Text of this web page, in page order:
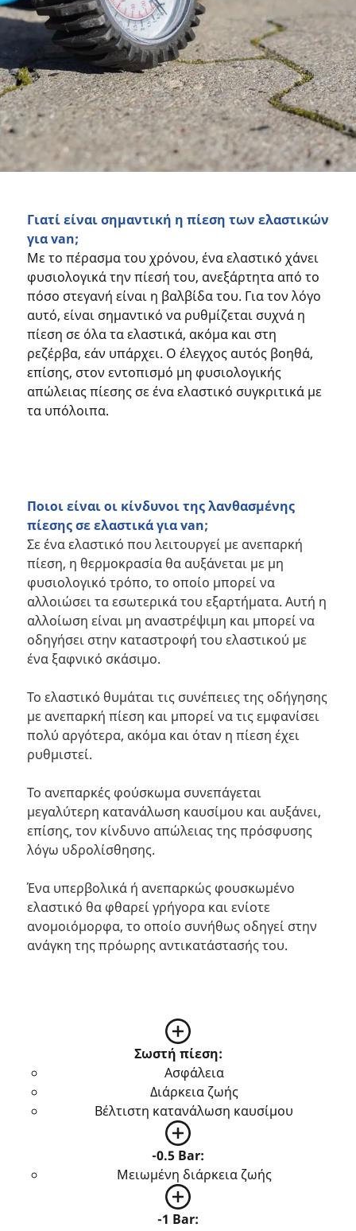
Γιατί είναι σημαντική η πίεση των ελαστικών
για van;
Με το πέρασμα του χρόνου, ένα ελαστικό χάνει
φυσιολογικά την πίεσή του, ανεξάρτητα από το
πόσο στεγανή είναι η βαλβίδα του. Για τον λόγο
αυτό, είναι σημαντικό να ρυθμίζεται συχνά η
πίεση σε όλα τα ελαστικά, ακόμα και στη
ρεζέρβα, εάν υπάρχει. Ο έλεγχος αυτός βοηθά,
επίσης, στον εντοπισμό μη φυσιολογικής
απώλειας πίεσης σε ένα ελαστικό συγκριτικά με
τα υπόλοιπα.
Ποιοι είναι οι κίνδυνοι της λανθασμένης
πίεσης σε ελαστικά για van;
Σε ένα ελαστικό που λειτουργεί με ανεπαρκή
πίεση, η θερμοκρασία θα αυξάνεται με μη
φυσιολογικό τρόπο, το οποίο μπορεί να
αλλοιώσει τα εσωτερικά του εξαρτήματα. Αυτή η
αλλοίωση είναι μη αναστρέψιμη και μπορεί να
οδηγήσει στην καταστροφή του ελαστικού με
ένα ξαφνικό σκάσιμο.
Το ελαστικό θυμάται τις συνέπειες της οδήγησης
με ανεπαρκή πίεση και μπορεί να τις εμφανίσει
πολύ αργότερα, ακόμα και όταν η πίεση έχει
ρυθμιστεί.
Το ανεπαρκές φούσκωμα συνεπάγεται
μεγαλύτερη κατανάλωση καυσίμου και αυξάνει,
επίσης, τον κίνδυνο απώλειας της πρόσφυσης
λόγω υδρολίσθησης.
Ένα υπερβολικά ή ανεπαρκώς φουσκωμένο
ελαστικό θα φθαρεί γρήγορα και ενίοτε
ανομοιόμορφα, το οποίο συνήθως οδηγεί στην
ανάγκη της πρόωρης αντικατάστασής του.
Σωστή πίεση:
Ασφάλεια
Διάρκεια ζωής
Βέλτιστη κατανάλωση καυσίμου
-0.5 Bar:
Μειωμένη διάρκεια ζωής
-1 Bar: